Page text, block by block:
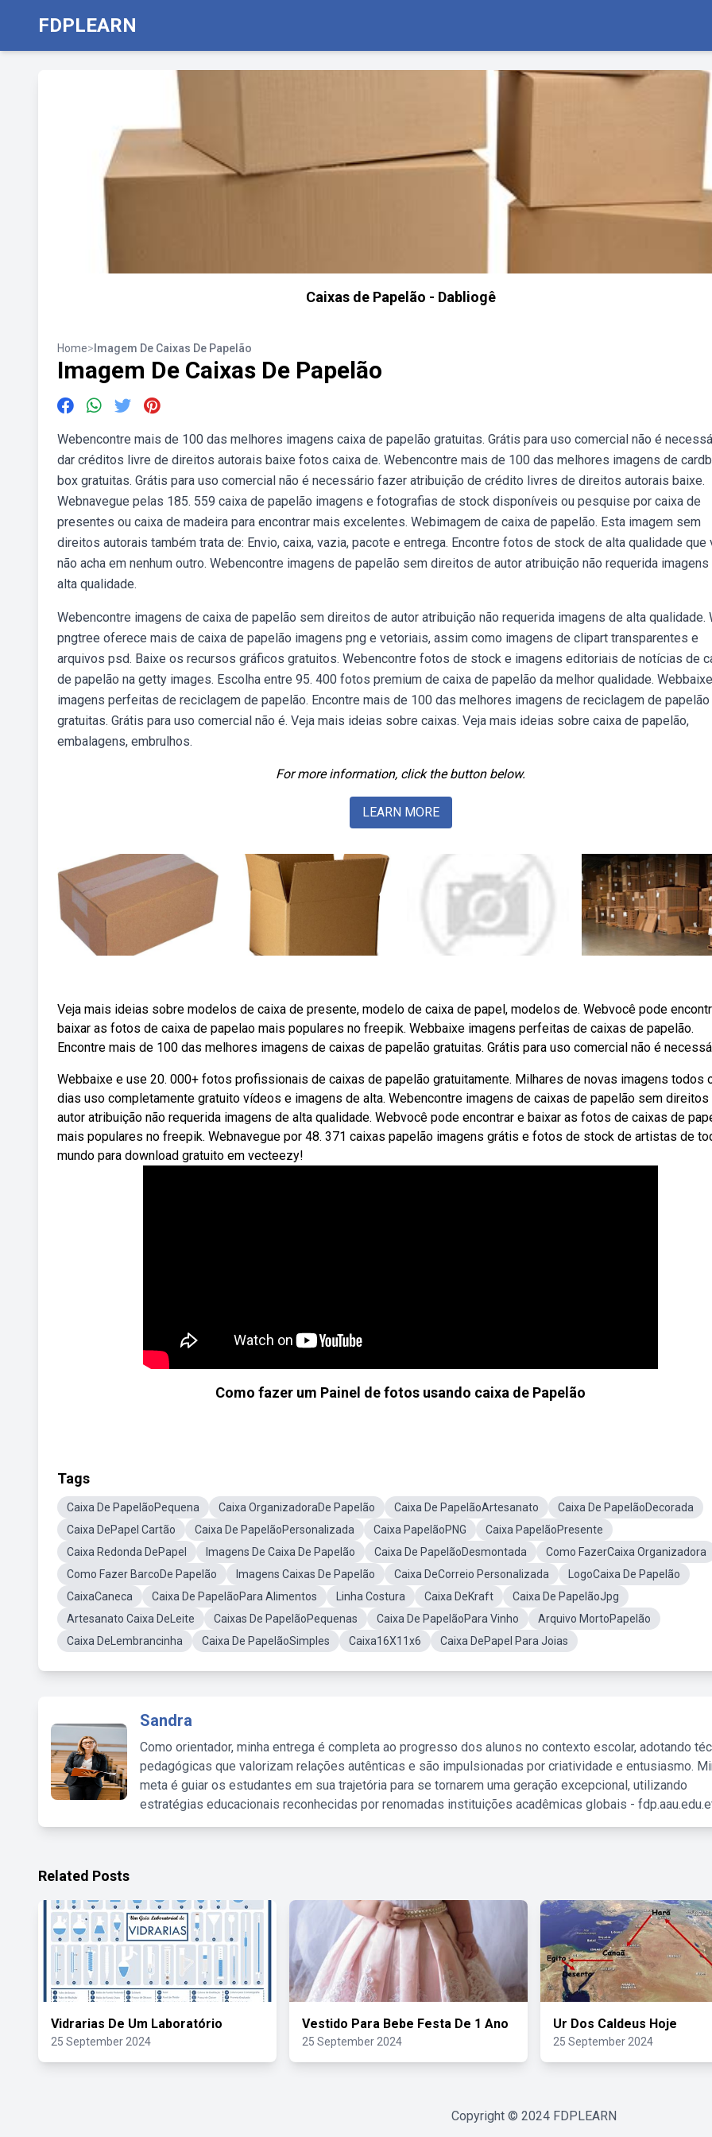
FDPLEARN
Caixas de Papelão - Dabliogê
Home> Imagem De Caixas De Papelão
Imagem De Caixas De Papelão
Webencontre mais de 100 das melhores imagens caixa de papelão gratuitas. Grátis para uso comercial não é
dar créditos livre de direitos autorais baixe fotos caixa de. Webencontre mais de 100 das melhores imagens de
box gratuitas. Grátis para uso comercial não é necessário fazer atribuição de crédito livres de direitos autorais baixe.
Webnavegue pelas 185. 559 caixa de papelão imagens e fotografias de stock disponíveis ou pesquise por caixa de
presentes ou caixa de madeira para encontrar mais excelentes. Webimagem de caixa de papelão. Esta imagem sem
direitos autorais também trata de: Envio, caixa, vazia, pacote e entrega. Encontre fotos de stock de alta qualidade que
não acha em nenhum outro. Webencontre imagens de papelão sem direitos de autor atribuição não requerida imagens
alta qualidade.
Webencontre imagens de caixa de papelão sem direitos de autor atribuição não requerida imagens de alta qualidade.
pngtree oferece mais de caixa de papelão imagens png e vetoriais, assim como imagens de clipart transparentes e
arquivos psd. Baixe os recursos gráficos gratuitos. Webencontre fotos de stock e imagens editoriais de notícias de
de papelão na getty images. Escolha entre 95. 400 fotos premium de caixa de papelão da melhor qualidade. Webbaixe
imagens perfeitas de reciclagem de papelão. Encontre mais de 100 das melhores imagens de reciclagem de papelão
gratuitas. Grátis para uso comercial não é. Veja mais ideias sobre caixas. Veja mais ideias sobre caixa de papelão,
embalagens, embrulhos.
For more information, click the button below.
LEARN MORE
Veja mais ideias sobre modelos de caixa de presente, modelo de caixa de papel, modelos de. Webvocê pode
baixar as fotos de caixa de papelao mais populares no freepik. Webbaixe imagens perfeitas de caixas de papelão.
Encontre mais de 100 das melhores imagens de caixas de papelão gratuitas. Grátis para uso comercial não é
Webbaixe e use 20. 000+ fotos profissionais de caixas de papelão gratuitamente. Milhares de novas imagens todos
dias uso completamente gratuito vídeos e imagens de alta. Webencontre imagens de caixas de papelão sem direitos
autor atribuição não requerida imagens de alta qualidade. Webvocê pode encontrar e baixar as fotos de caixas de
mais populares no freepik. Webnavegue por 48. 371 caixas papelão imagens grátis e fotos de stock de artistas de
mundo para download gratuito em vecteezy!
Como fazer um Painel de fotos usando caixa de Papelão
Tags
Caixa De PapelãoPequena Caixa OrganizadoraDe Papelão Caixa De PapelãoArtesanato
Caixa De PapelãoDecorada
Caixa DePapel Cartão
Caixa De PapelãoPersonalizada Caixa PapelãoPNG
Caixa PapelãoPresente
Caixa Redonda DePapel
Imagens De Caixa De Papelão Caixa De PapelãoDesmontada
Como FazerCaixa Organizadora
Como Fazer BarcoDe Papelão
Imagens Caixas De Papelão Caixa DeCorreio Personalizada
LogoCaixa De Papelão
CaixaCaneca
Caixa De PapelãoPara Alimentos Linha Costura Caixa DeKraft
Caixa De PapelãoJpg
Artesanato Caixa DeLeite
Caixas De PapelãoPequenas Caixa De PapelãoPara Vinho
Arquivo MortoPapelão
Caixa DeLembrancinha
Caixa De PapelãoSimples Caixa16X11x6 Caixa DePapel Para Joias
Sandra
Como orientador, minha entrega é completa ao progresso dos alunos no contexto escolar, adotando
pedagógicas que valorizam relações autênticas e são impulsionadas por criatividade e entusiasmo.
meta é guiar os estudantes em sua trajetória para se tornarem uma geração excepcional, utilizando
estratégias educacionais reconhecidas por renomadas instituições acadêmicas globais -
Related Posts
Vidrarias De Um Laboratório
25 September 2024
Vestido Para Bebe Festa De 1 Ano
25 September 2024
Ur Dos Caldeus Hoje
25 September 2024
Copyright © 2024 FDPLEARN